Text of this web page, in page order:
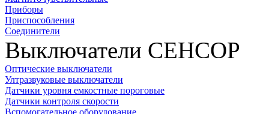
Приборы
Приспособления
Соединители
Выключатели СЕНСОР
Оптические выключатели
Ултразвуковые выключатели
Датчики уровня емкостные пороговые
Датчики контроля скорости